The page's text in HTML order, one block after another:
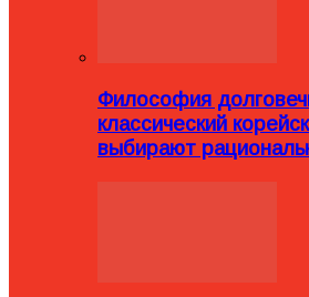
Философия
классический
выбирают